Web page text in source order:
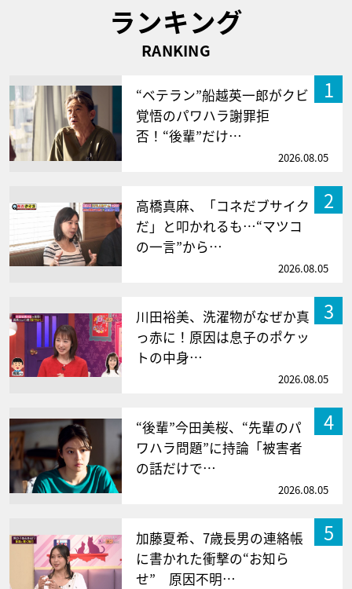
ランキング
RANKING
1
“ベテラン”船越英一郎がクビ
覚悟のパワハラ謝罪拒
否！“後輩”だけ…
2026.08.05
2
高橋真麻、「コネだブサイク
だ」と叩かれるも…“マツコ
の一言”から…
2026.08.05
3
川田裕美、洗濯物がなぜか真
っ赤に！原因は息子のポケッ
トの中身…
2026.08.05
4
“後輩”今田美桜、“先輩のパ
ワハラ問題”に持論「被害者
の話だけで…
2026.08.05
5
加藤夏希、7歳長男の連絡帳
に書かれた衝撃の“お知ら
せ” 原因不明…